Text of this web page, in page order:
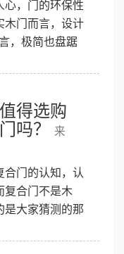
心，门的环保性
木门而言，设计
，极简也盘踞
得选购
吗？
来
合门的认知，认
复合门不是木
是大家猜测的那